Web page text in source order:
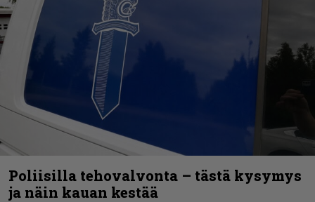
Poliisilla tehovalvonta – tästä kysymys
ja näin kauan kestää